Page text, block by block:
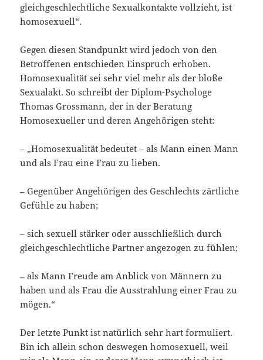
gleichgeschlechtliche Sexualkontakte vollzieht, ist
homosexuell“.
Gegen diesen Standpunkt wird jedoch von den
Betroffenen entschieden Einspruch erhoben.
Homosexualität sei sehr viel mehr als der bloße
Sexualakt. So schreibt der Diplom-Psychologe
Thomas Grossmann, der in der Beratung
Homosexueller und deren Angehörigen steht:
– „Homosexualität bedeutet – als Mann einen Mann
und als Frau eine Frau zu lieben.
– Gegenüber Angehörigen des Geschlechts zärtliche
Gefühle zu haben;
– sich sexuell stärker oder ausschließlich durch
gleichgeschlechtliche Partner angezogen zu fühlen;
– als Mann Freude am Anblick von Männern zu
haben und als Frau die Ausstrahlung einer Frau zu
mögen.“
Der letzte Punkt ist natürlich sehr hart formuliert.
Bin ich allein schon deswegen homosexuell, weil